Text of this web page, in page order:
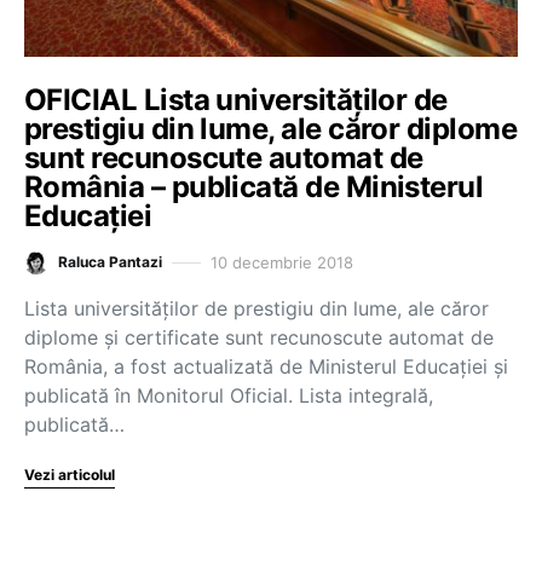
OFICIAL Lista universităților de
prestigiu din lume, ale căror diplome
sunt recunoscute automat de
România – publicată de Ministerul
Educației
Raluca Pantazi 10 decembrie 2018
Lista universităților de prestigiu din lume, ale căror
diplome și certificate sunt recunoscute automat de
România, a fost actualizată de Ministerul Educației și
publicată în Monitorul Oficial. Lista integrală,
publicată…
Vezi articolul